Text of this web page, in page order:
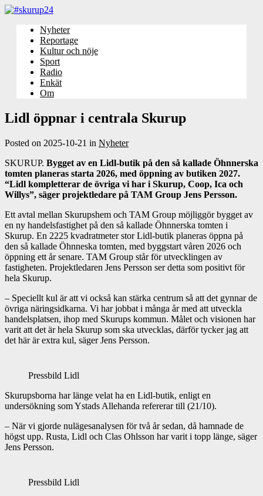
Nyheter
Reportage
Kultur och nöje
Sport
Radio
Enkät
Om
Lidl öppnar i centrala Skurup
Posted on 2025-10-21 in Nyheter
SKURUP. Bygget av en Lidl-butik på den så kallade Öhnnerska
tomten planeras starta 2026, med öppning av butiken 2027.
“Lidl kompletterar de övriga vi har i Skurup, Coop, Ica och
Willys”, säger projektledare på TAM Group Jens Persson.
Ett avtal mellan Skurupshem och TAM Group möjliggör bygget av
en ny handelsfastighet på den så kallade Öhnnerska tomten i
Skurup. En 2225 kvadratmeter stor Lidl-butik planeras öppna på
den så kallade Öhnneska tomten, med byggstart våren 2026 och
öppning ett år senare. TAM Group står för utvecklingen av
fastigheten. Projektledaren Jens Persson ser detta som positivt för
hela Skurup.
– Speciellt kul är att vi också kan stärka centrum så att det gynnar de
övriga näringsidkarna. Vi har jobbat i många år med att utveckla
handelsplatsen, ihop med Skurups kommun. Målet och visionen har
varit att det är hela Skurup som ska utvecklas, därför tycker jag att
det här är extra kul, säger Jens Persson.
Pressbild Lidl
Skurupsborna har länge velat ha en Lidl-butik, enligt en
undersökning som Ystads Allehanda refererar till (21/10).
– När vi gjorde nulägesanalysen för två år sedan, då hamnade de
högst upp. Rusta, Lidl och Clas Ohlsson har varit i topp länge, säger
Jens Persson.
Pressbild Lidl